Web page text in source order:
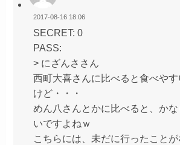
2017-08-16 18:06
SECRET: 0
PASS:
> にざんささん
西町大喜さんに比べると食べや
けど・・・
めん八さんとかに比べると、か
いですよねｗ
こちらには、未だに行ったこと